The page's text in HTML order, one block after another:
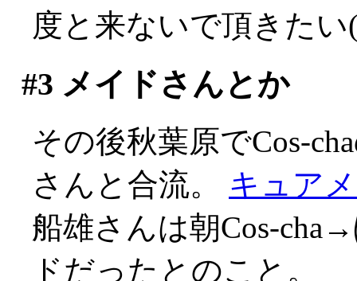
度と来ないで頂きたい
#3 メイドさんとか
その後秋葉原でCos-
さんと合流。 キュア
船雄さんは朝Cos-
ドだったとのこと。